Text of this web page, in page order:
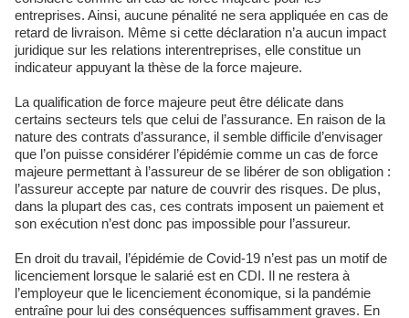
entreprises. Ainsi, aucune pénalité ne sera appliquée en cas de
retard de livraison. Même si cette déclaration n’a aucun impact
juridique sur les relations interentreprises, elle constitue un
indicateur appuyant la thèse de la force majeure.
La qualification de force majeure peut être délicate dans
certains secteurs tels que celui de l’assurance. En raison de la
nature des contrats d’assurance, il semble difficile d’envisager
que l’on puisse considérer l’épidémie comme un cas de force
majeure permettant à l’assureur de se libérer de son obligation :
l’assureur accepte par nature de couvrir des risques. De plus,
dans la plupart des cas, ces contrats imposent un paiement et
son exécution n’est donc pas impossible pour l’assureur.
En droit du travail, l’épidémie de Covid-19 n’est pas un motif de
licenciement lorsque le salarié est en CDI. Il ne restera à
l’employeur que le licenciement économique, si la pandémie
entraîne pour lui des conséquences suffisamment graves. En